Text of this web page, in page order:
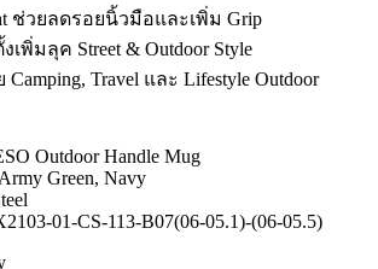
ช่วยลดรอยนิ้วมือและเพิ่ม Grip
เพิ่มลุค Street & Outdoor Style
Travel และ Lifestyle Outdoor
Outdoor Handle Mug
Green, Navy
01-CS-113-B07(06-05.1)-(06-05.5)